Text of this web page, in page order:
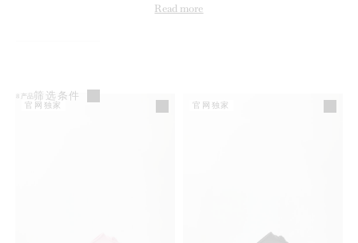
Read more
8 产品 筛选条件
官网独家 官网独家